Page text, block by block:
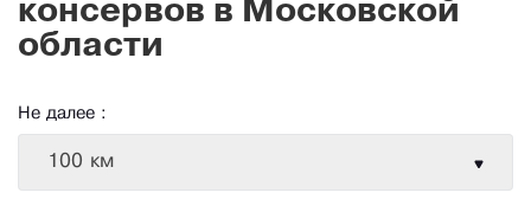
консервов в Московской
области
Не далее :
100 км